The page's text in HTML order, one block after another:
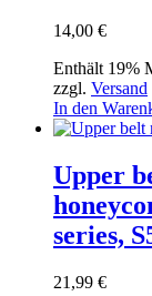
14,00 €
Enthält 19%
zzgl. Versand
In den
Upper
series,
21,99 €